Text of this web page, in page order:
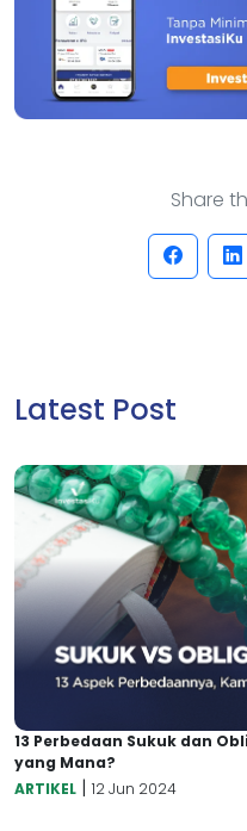
Share
Latest Post
13 Perbedaan Sukuk dan
yang Mana?
ARTIKEL | 12 Jun 2024